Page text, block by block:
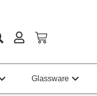
Glassware